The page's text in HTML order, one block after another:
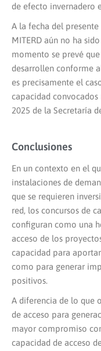
de efecto invernadero
A la fecha del
MITERD aún no ha
momento se prevé
desarrollen conforme
es precisamente el
capacidad
2025 de la Secretaría
Conclusiones
En un contexto en el
instalaciones de
que se requieren
red, los concursos de
configuran como una
acceso de los
capacidad para
como para generar
positivos.
A diferencia de lo que
de acceso para
mayor compromiso
capacidad de acceso